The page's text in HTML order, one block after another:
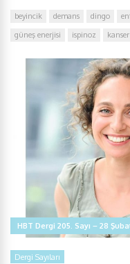
beyincik demans dingo
güneş enerjisi
ispinoz kanser
HBT Dergi 205. Sayı – 28
Dergi Sayıları